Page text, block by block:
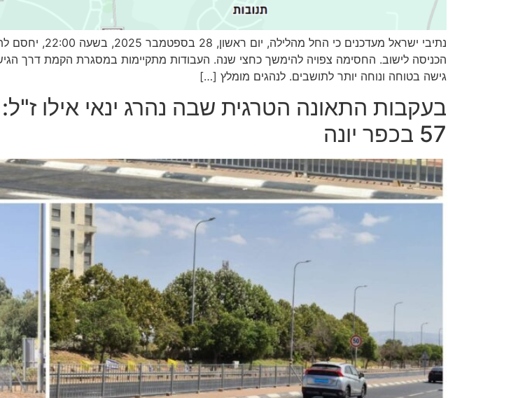
גישה בטוחה ונוחה יותר לתושבים. לנהגים מומלץ […]
בעקבות התאונה הטרגית שבה נהרג ינאי אילו
57 בכפר יונה